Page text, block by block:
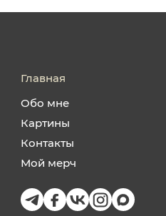
Главная
Обо мне
Картины
Контакты
Мой мерч